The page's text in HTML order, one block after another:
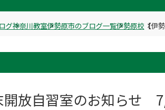
グ神奈川教室伊勢原市のブログ一覧伊勢原校 【伊
開放自習室のお知らせ